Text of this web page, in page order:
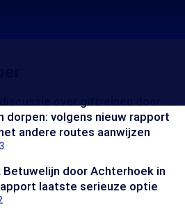
dorpen: volgens nieuw rapport
andere routes aanwijzen
Betuwelijn door Achterhoek in
laatste serieuze optie